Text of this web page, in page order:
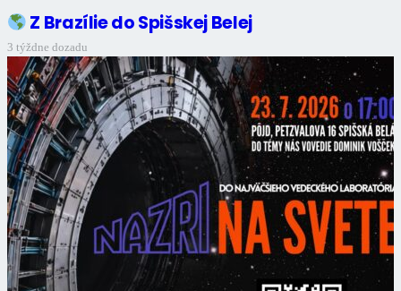
Z Brazílie do Spišskej Belej
3 týždne dozadu